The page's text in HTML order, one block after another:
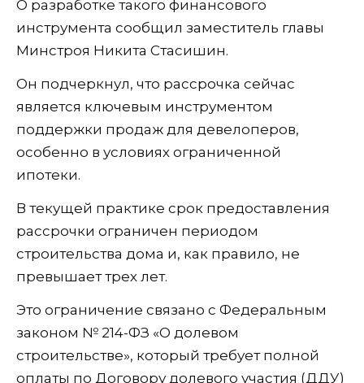
О разработке такого финансового
инструмента сообщил заместитель главы
Минстроя Никита Стасишин.
Он подчеркнул, что рассрочка сейчас
является ключевым инструментом
поддержки продаж для девелоперов,
особенно в условиях ограниченной
ипотеки.
В текущей практике срок предоставления
рассрочки ограничен периодом
строительства дома и, как правило, не
превышает трех лет.
Это ограничение связано с Федеральным
законом № 214-ФЗ «О долевом
строительстве», который требует полной
оплаты по Договору долевого участия (ДДУ)